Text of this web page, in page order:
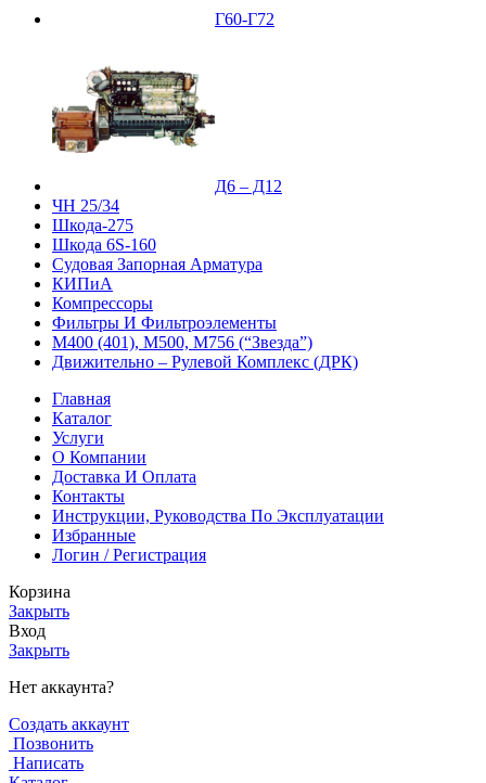
Г60-Г72
Д6 – Д12
ЧН 25/34
Шкода-275
Шкода 6S-160
Судовая Запорная Арматура
КИПиА
Компрессоры
Фильтры И Фильтроэлементы
М400 (401), М500, М756 (“Звезда”)
Движительно – Рулевой Комплекс (ДРК)
Главная
Каталог
Услуги
О Компании
Доставка И Оплата
Контакты
Инструкции, Руководства По Эксплуатации
Избранные
Логин / Регистрация
Корзина
Закрыть
Вход
Закрыть
Нет аккаунта?
Создать аккаунт
Позвонить
Написать